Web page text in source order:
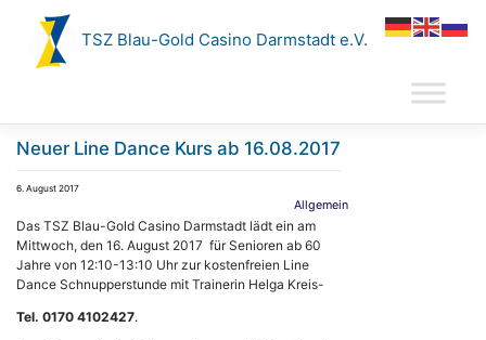
springen
TSZ Blau-Gold Casino Darmstadt e.V.
Neuer Line Dance Kurs ab 16.08.2017
6. August 2017
Allgemein
Das TSZ Blau-Gold Casino Darmstadt lädt ein am
Mittwoch, den 16. August 2017 für Senioren ab 60
Jahre von 12:10-13:10 Uhr zur kostenfreien Line
Dance Schnupperstunde mit Trainerin Helga Kreis-
Tel. 0170 4102427.